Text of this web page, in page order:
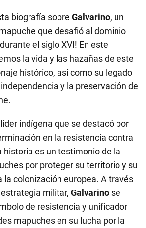
biografía sobre Galvarino, un
que desafió al dominio
el siglo XVI! En este
la vida y las hazañas de este
histórico, así como su legado
y la preservación de
indígena que se destacó por
en la resistencia contra
historia es un testimonio de la
por proteger su territorio y su
la colonización europea. A través
militar, Galvarino se
de resistencia y unificador
mapuches en su lucha por la